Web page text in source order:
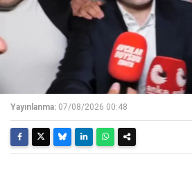
Yayınlanma: 07/08/2026 00:48